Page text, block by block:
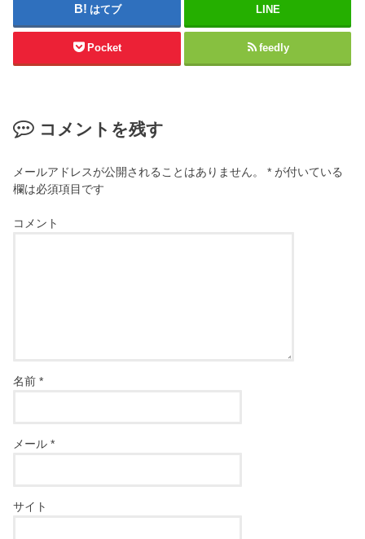
はてブ LINE
Pocket feedly
コメントを残す
メールアドレスが公開されることはありません。 * が付いている
欄は必須項目です
コメント
名前*
メール*
サイト